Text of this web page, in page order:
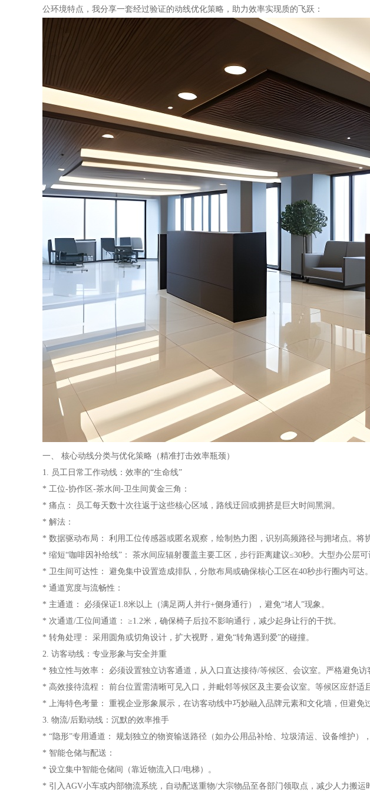
公环境特点，我分享一套经过验证的动线优化策略，助力效率实现质的飞跃：
一、 核心动线分类与优化策略（精准打击效率瓶颈）
1. 员工日常工作动线：效率的“生命线”
* 工位-协作区-茶水间-卫生间黄金三角：
* 痛点： 员工每天数十次往返于这些核心区域，路线迂回或拥挤是巨大时间黑洞。
* 解法：
* 数据驱动布局： 利用工位传感器或匿名观察，绘制热力图，识别高频路径与拥堵点。
* 缩短“咖啡因补给线”： 茶水间应辐射覆盖主要工区，步行距离建议≤30秒。大型办公层
* 卫生间可达性： 避免集中设置造成排队，分散布局或确保核心工区在40秒步行圈内可达。
* 通道宽度与流畅性：
* 主通道： 必须保证1.8米以上（满足两人并行+侧身通行），避免“堵人”现象。
* 次通道/工位间通道： ≥1.2米，确保椅子后拉不影响通行，减少起身让行的干扰。
* 转角处理： 采用圆角或切角设计，扩大视野，避免“转角遇到爱”的碰撞。
2. 访客动线：专业形象与安全并重
* 独立性与效率： 必须设置独立访客通道，从入口直达接待/等候区、会议室。严格避免访
* 高效接待流程： 前台位置需清晰可见入口，并毗邻等候区及主要会议室。等候区应舒
* 上海特色考量： 重视企业形象展示，在访客动线中巧妙融入品牌元素和文化墙，但避免
3. 物流/后勤动线：沉默的效率推手
* “隐形”专用通道： 规划独立的物资输送路径（如办公用品补给、垃圾清运、设备维护
* 智能仓储与配送：
* 设立集中智能仓储间（靠近物流入口/电梯）。
* 引入AGV小车或内部物流系统，自动配送重物/大宗物品至各部门领取点，减少人力搬运